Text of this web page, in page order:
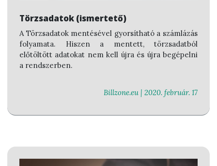
Törzsadatok (ismertető)
A Törzsadatok mentésével gyorsítható a számlázás
folyamata. Hiszen a mentett, törzsadatból
előtöltött adatokat nem kell újra és újra begépelni
a rendszerben.
Billzone.eu | 2020. február. 17